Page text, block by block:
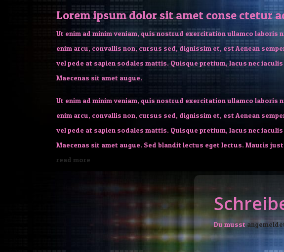
Lorem ipsum dolor sit amet conse ctetur
Ut enim ad minim veniam, quis nostrud exercitation ullamco laboris
enim arcu, convallis non, cursus sed, dignissim et, est Aenean
vel pede at sapien sodales mattis. Quisque pretium, lacus nec
Maecenas sit amet augue.
Ut enim ad minim veniam, quis nostrud exercitation ullamco laboris
enim arcu, convallis non, cursus sed, dignissim et, est Aenean
vel pede at sapien sodales mattis. Quisque pretium, lacus nec
Maecenas sit amet augue. Sed blandit lectus eget lectus. Mauris
read more
Du musst